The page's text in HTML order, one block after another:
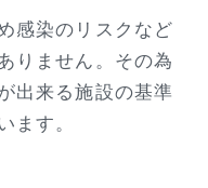
感染のリスクなど
りません。その為
出来る施設の基準
ます。